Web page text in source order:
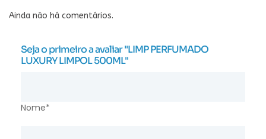
Ainda não há comentários.
Seja o primeiro a avaliar "LIMP PERFUMADO
LUXURY LIMPOL 500ML"
Nome*